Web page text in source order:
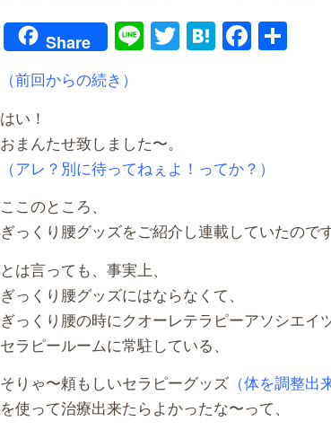
Share LineTwitter
Hatena
（前回からの続き）
はい！
おまんたせ致しました〜。
（アレ？別に待ってねぇよ！ってか？）
ここのところ、
ぎっくり腰グッズをご紹介し連載していたので
とは言っても、事実上、
ぎっくり腰グッズにはならなくて、
ぎっくり腰の時にクオーレテラピーアソシエイ
セラピールームに常駐している、
そりゃ〜頼もしいセラピーグッズ （体を調整出
を使って治療出来たらよかったな〜って、